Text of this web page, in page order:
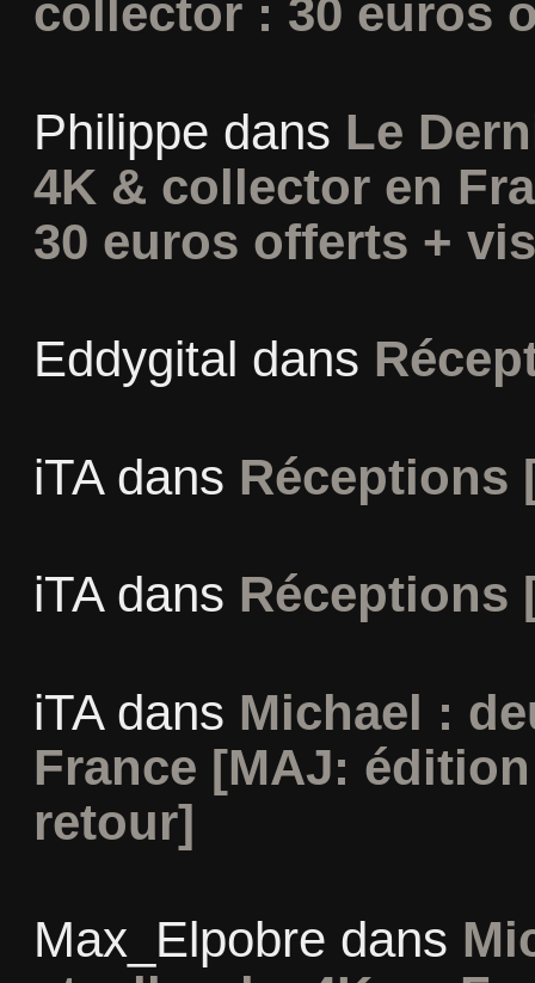
collector : 30 euros
Philippe dans Le
4K & collector en
30 euros offerts +
Eddygital dans
iTAdans Réceptions
iTAdans Réceptions
iTAdans Michael :
France [MAJ:
retour]
Max_Elpobre dans